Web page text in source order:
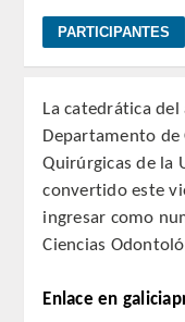
Presidentes
JUNTA DE
ESTATUTOS
REGLAMENTO
ACADEMICOS
SECCIONES
La catedrática
Departamento de
Quirúrgicas de la
convertido este
ingresar como
Ciencias
Enlace en